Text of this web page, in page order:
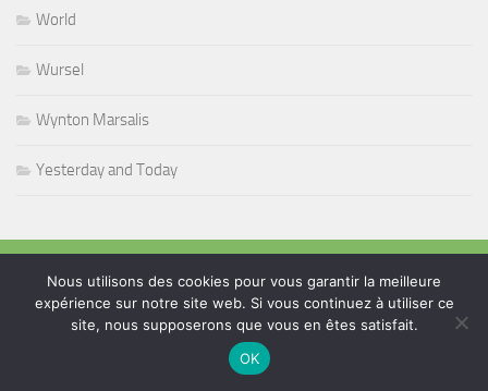
World
Wursel
Wynton Marsalis
Yesterday and Today
PLUSNous utilisons des cookies pour vous garantir la meilleure
expérience sur notre site web. Si vous continuez à utiliser ce
site, nous supposerons que vous en êtes satisfait.
OK